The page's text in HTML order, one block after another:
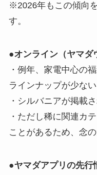
※2026年もこの傾向
す。
●オンライン（ヤマダ
・例年、家電中心の
ラインナップが少ない
・シルバニアが掲載
・ただし稀に関連カ
ことがあるため、念
●ヤマダアプリの先行